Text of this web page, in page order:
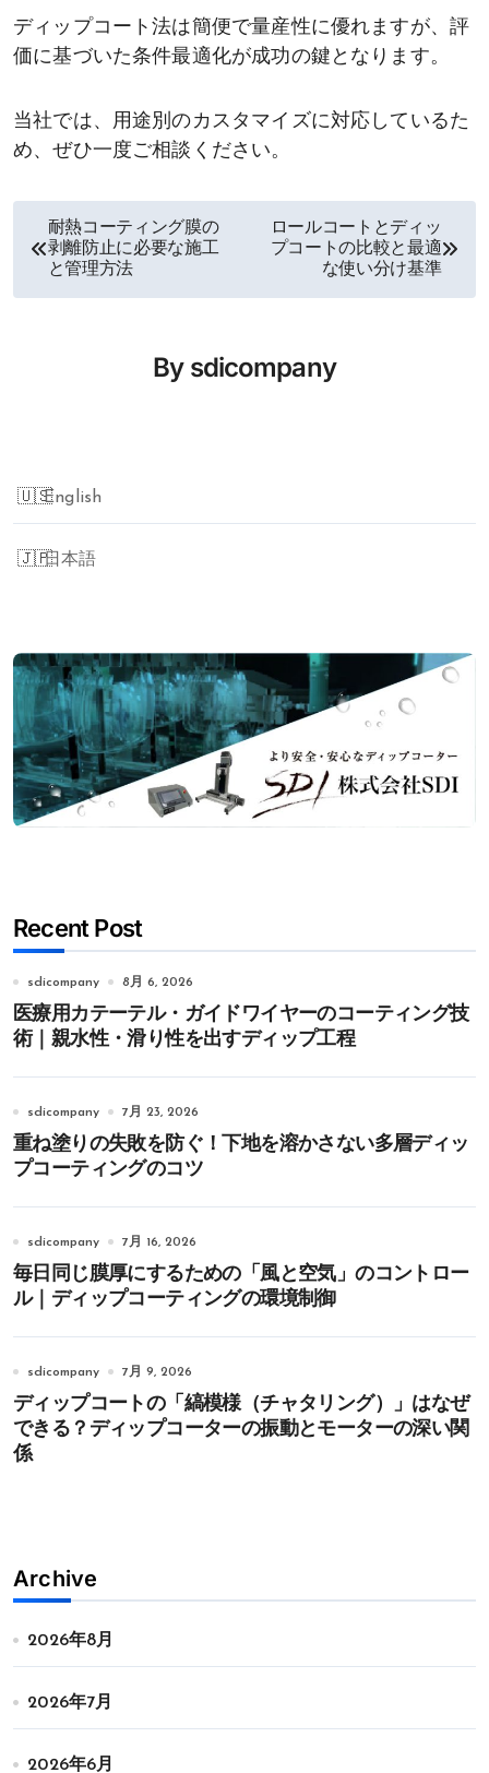
ディップコート法は簡便で量産性に優れますが、評
価に基づいた条件最適化が成功の鍵となります。
当社では、用途別のカスタマイズに対応しているた
め、ぜひ一度ご相談ください。
投
稿
ー
シ
ン
耐熱コーティング膜の
剥離防止に必要な施工
と管理方法
ロールコートとディッ
プコートの比較と最適
な使い分け基準
By sdicompany
English
日本語
Recent Post
sdicompany 8月 6, 2026
医療用カテーテル・ガイドワイヤーのコーティング技
術｜親水性・滑り性を出すディップ工程
sdicompany 7月 23, 2026
重ね塗りの失敗を防ぐ！下地を溶かさない多層ディッ
プコーティングのコツ
sdicompany 7月 16, 2026
毎日同じ膜厚にするための「風と空気」のコントロー
ル｜ディップコーティングの環境制御
sdicompany 7月 9, 2026
ディップコートの「縞模様（チャタリング）」はなぜ
できる？ディップコーターの振動とモーターの深い関
係
Archive
2026年8月
2026年7月
2026年6月